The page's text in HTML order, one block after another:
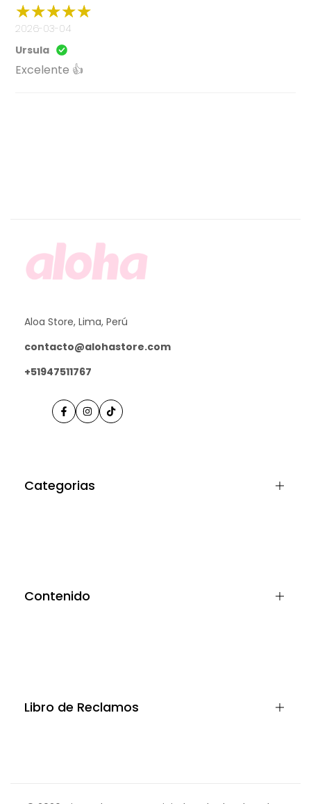
2026-03-04
Ursula
Excelente 👍
Aloa Store, Lima, Perú
contacto@alohastore.com
+51947511767
Facebook
Instagram
TikTok
Categorias
Contenido
Libro de Reclamos